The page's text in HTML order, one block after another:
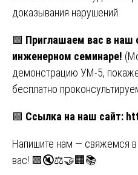
доказывания нарушений.
🟩 Приглашаем вас в наш
инженерном семинаре!
демонстрацию УМ-5,
бесплатно
🟩 Ссылка на наш сайт:
Напишите нам — свяжемся
вас! 🟩🔇⚖️🤝🏢📚